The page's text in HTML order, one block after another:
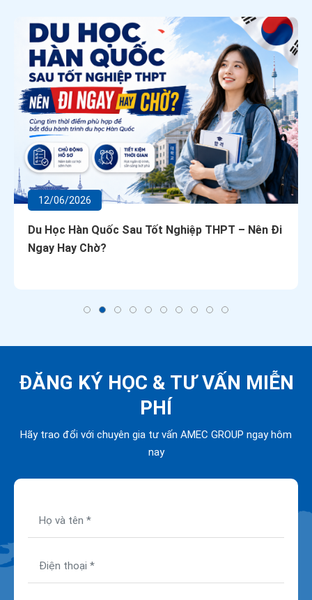
12/06/2026
Du Học Hàn Quốc Sau Tốt Nghiệp THPT – Nên Đi
Ngay Hay Chờ?
ĐĂNG KÝ HỌC & TƯ VẤN MIỄN
PHÍ
Hãy trao đổi với chuyên gia tư vấn AMEC GROUP ngay hôm
nay